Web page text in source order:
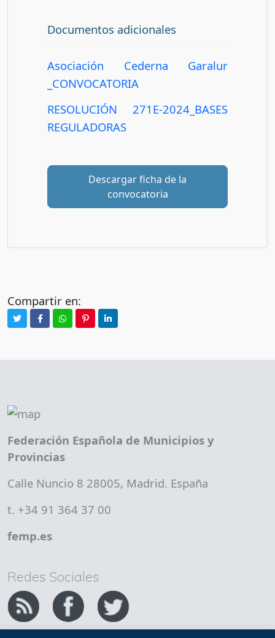
Documentos adicionales
Asociación Cederna Garalur
_CONVOCATORIA
RESOLUCIÓN 271E-2024_BASES
REGULADORAS
Descargar ficha de la
convocatoria
Compartir en:
Federación Española de Municipios y
Provincias
Calle Nuncio 8 28005, Madrid. España
t. +34 91 364 37 00
femp.es
Redes Sociales